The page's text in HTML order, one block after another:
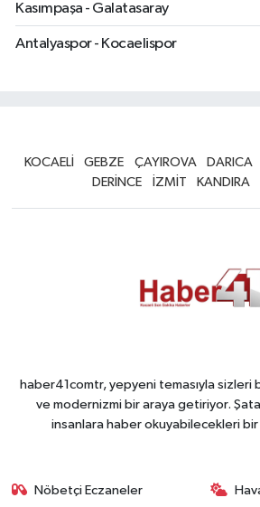
Kasımpaşa - Galatasaray
Antalyaspor - Kocaelispor
KOCAELİ GEBZE ÇAYIROVA DARICA
DERİNCE
İZMİT KANDIRA
haber41comtr, yepyeni temasıyla sizleri
ve modernizmi bir araya getiriyor.
insanlara haber okuyabilecekleri bir
Nöbetçi Eczaneler